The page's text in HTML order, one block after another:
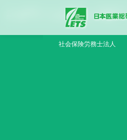
さいたま胃腸クリニック（承継開業） - 日本医業総研
業・承継・クリニック経営支援・医療モール開発
社会保険労務士法人